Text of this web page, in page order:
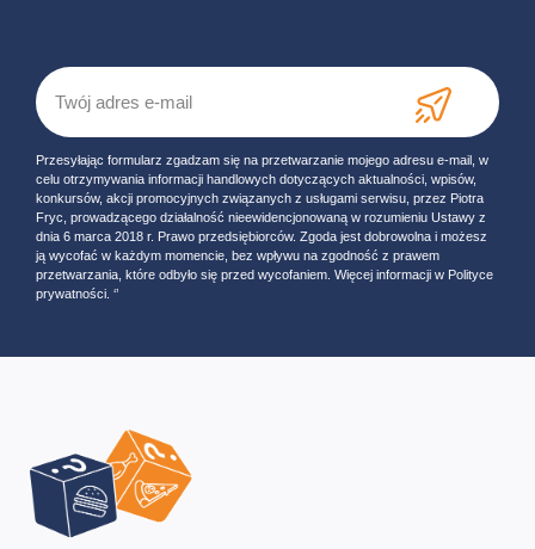
Przesyłając formularz zgadzam się na przetwarzanie mojego adresu e-mail, w
celu otrzymywania informacji handlowych dotyczących aktualności, wpisów,
konkursów, akcji promocyjnych związanych z usługami serwisu, przez Piotra
Fryc, prowadzącego działalność nieewidencjonowaną w rozumieniu Ustawy z
dnia 6 marca 2018 r. Prawo przedsiębiorców. Zgoda jest dobrowolna i możesz
ją wycofać w każdym momencie, bez wpływu na zgodność z prawem
przetwarzania, które odbyło się przed wycofaniem. Więcej informacji w Polityce
prywatności. ‘’